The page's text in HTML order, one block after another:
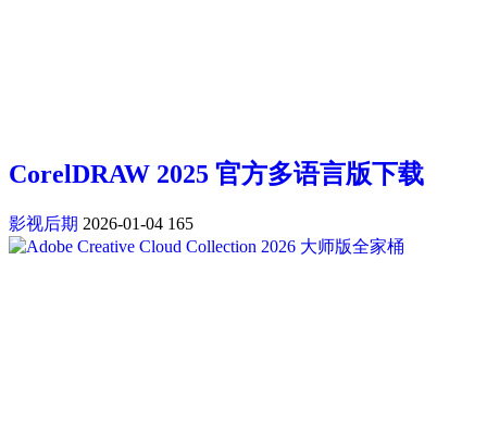
CorelDRAW 2025 官方多语言版下载
影视后期 2026-01-04 165